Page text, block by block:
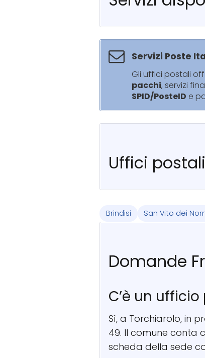
Servizi Poste
Gli uffici postali
pacchi, servizi
SPID/PosteID e
Uffici
Brindisi San Vito dei
Domande
C’è un
Sì, a Torchiarolo, in
49. Il comune conta
scheda della sede